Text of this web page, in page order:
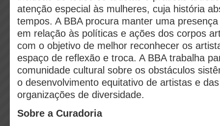
atenção especial às mulheres, cuja história
tempos. A BBA procura manter uma
em relação às políticas e ações dos corpos
com o objetivo de melhor reconhecer os
espaço de reflexão e troca. A BBA trabalha
comunidade cultural sobre os obstáculos
o desenvolvimento equitativo de artistas e
organizações de diversidade.
Sobre a Curadoria